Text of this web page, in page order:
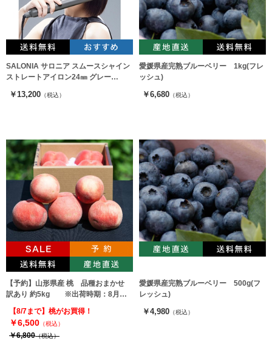
SALONIA サロニア スムースシャイン
ストレートアイロン24㎜ グレー
￥13,200 （税込）
愛媛県産完熟ブルーベリー 1kg(フレ
ッシュ)
￥6,680 （税込）
【予約】山形県産 桃 品種おまかせ
訳あり 約5kg ※出荷時期：8月中
旬～10月上旬
【8/7まで】桃がお買得！
￥6,500 （税込）
￥6,800（税込）
愛媛県産完熟ブルーベリー 500g(フ
レッシュ)
￥4,980 （税込）